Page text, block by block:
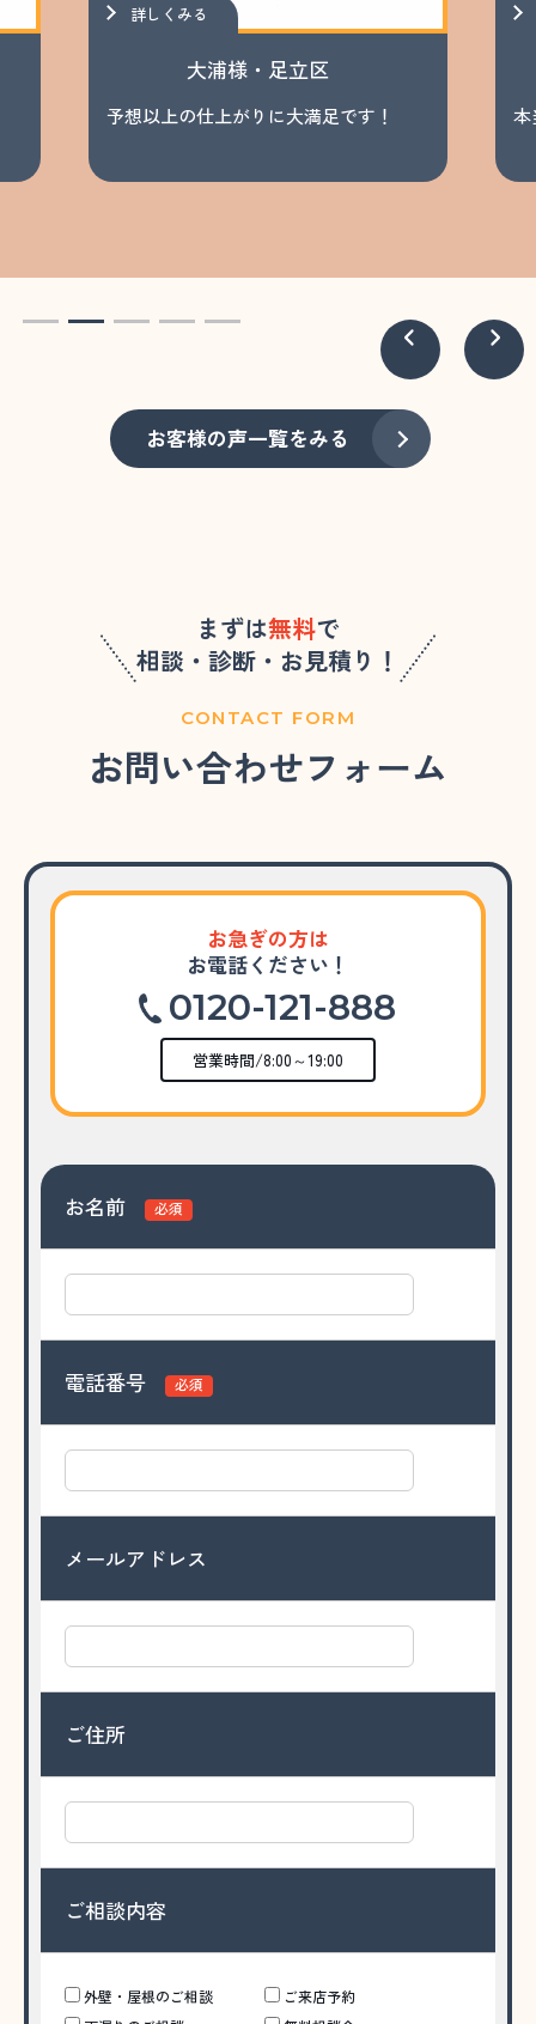
大浦様・足立区
予想以上の仕上がりに大満足です！
詳しくみる
本
お客様の声一覧をみる
まずは無料で
相談・診断・お見積り！
CONTACT FORM
お問い合わせフォーム
お急ぎの方は
お電話ください！
0120-121-888
営業時間/8:00～19:00
お名前 必須
電話番号 必須
メールアドレス
ご住所
ご相談内容
外壁・屋根のご相談
ご来店予約